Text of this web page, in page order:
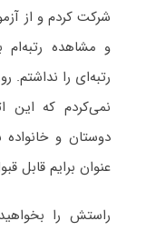
شرکت کردم و از
و مشاهده
رتبه‌ای را نداشتم.
نمی‌کردم که این
دوستان و
عنوان برایم قابل
راستش را